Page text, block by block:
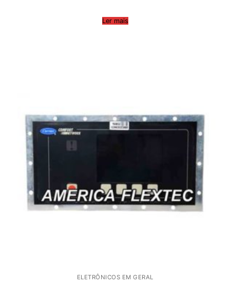
Ler mais
ELETRÔNICOS EM GERAL